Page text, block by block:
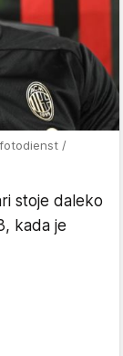
/
stoje daleko
kada je